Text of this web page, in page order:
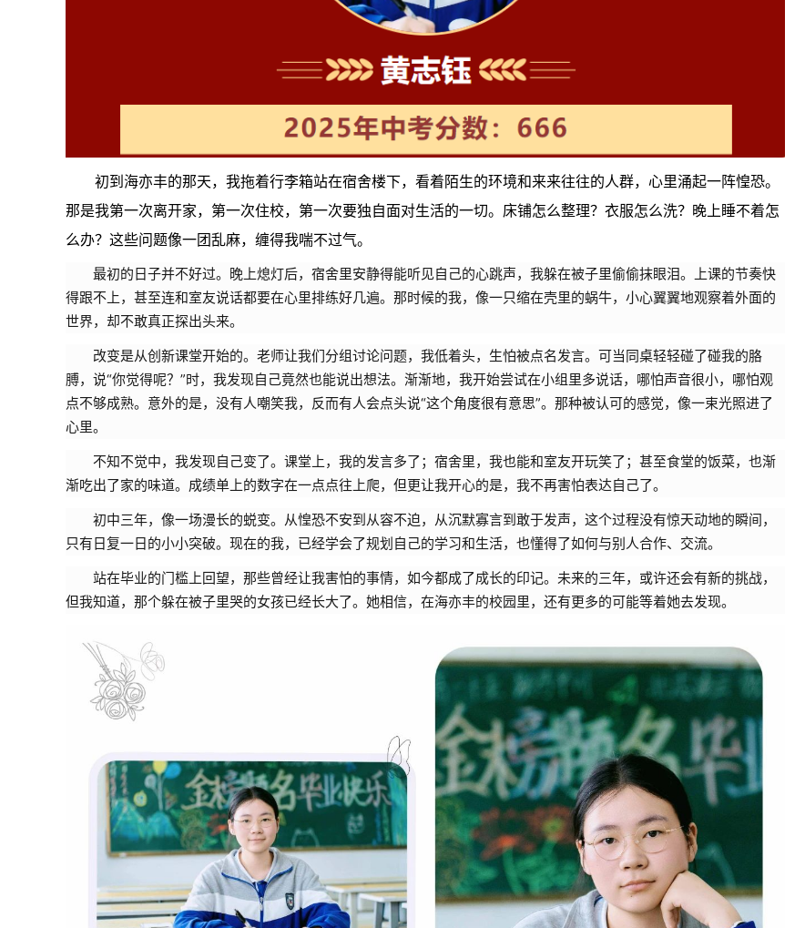
初到海亦丰的那天，我拖着行李箱站在宿舍楼下，看着陌生的环境和来来往往的人群，心里涌起一阵惶恐。
那是我第一次离开家，第一次住校，第一次要独自面对生活的一切。床铺怎么整理？衣服怎么洗？晚上睡不着怎
么办？这些问题像一团乱麻，缠得我喘不过气。
最初的日子并不好过。晚上熄灯后，宿舍里安静得能听见自己的心跳声，我躲在被子里偷偷抹眼泪。上课的节奏快
得跟不上，甚至连和室友说话都要在心里排练好几遍。那时候的我，像一只缩在壳里的蜗牛，小心翼翼地观察着外面的
世界，却不敢真正探出头来。
改变是从创新课堂开始的。老师让我们分组讨论问题，我低着头，生怕被点名发言。可当同桌轻轻碰了碰我的胳
膊，说“你觉得呢？”时，我发现自己竟然也能说出想法。渐渐地，我开始尝试在小组里多说话，哪怕声音很小，哪怕观
点不够成熟。意外的是，没有人嘲笑我，反而有人会点头说“这个角度很有意思”。那种被认可的感觉，像一束光照进了
心里。
不知不觉中，我发现自己变了。课堂上，我的发言多了；宿舍里，我也能和室友开玩笑了；甚至食堂的饭菜，也渐
渐吃出了家的味道。成绩单上的数字在一点点往上爬，但更让我开心的是，我不再害怕表达自己了。
初中三年，像一场漫长的蜕变。从惶恐不安到从容不迫，从沉默寡言到敢于发声，这个过程没有惊天动地的瞬间，
只有日复一日的小小突破。现在的我，已经学会了规划自己的学习和生活，也懂得了如何与别人合作、交流。
站在毕业的门槛上回望，那些曾经让我害怕的事情，如今都成了成长的印记。未来的三年，或许还会有新的挑战，
但我知道，那个躲在被子里哭的女孩已经长大了。她相信，在海亦丰的校园里，还有更多的可能等着她去发现。